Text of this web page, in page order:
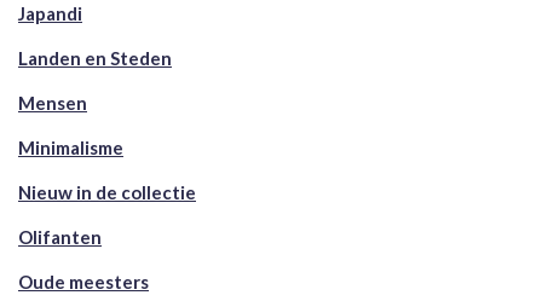
Japandi
Landen en Steden
Mensen
Minimalisme
Nieuw in de collectie
Olifanten
Oude meesters